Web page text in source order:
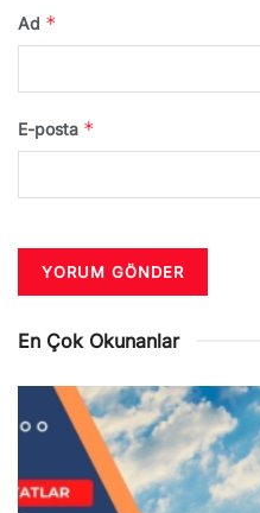
Ad *
E-posta *
En Çok Okunanlar